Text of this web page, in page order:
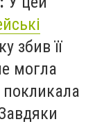
збив її
могла
покликала